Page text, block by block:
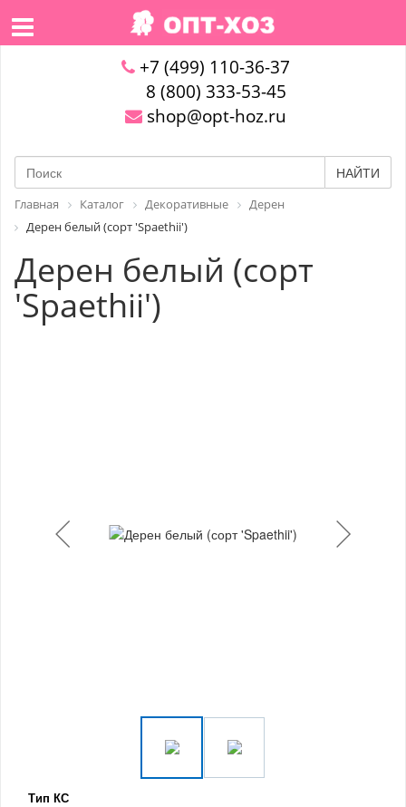
+7 (499) 110-36-37
8 (800) 333-53-45
shop@opt-hoz.ru
НАЙТИ
Главная Каталог Декоративные
Дерен
Дерен белый (сорт 'Spaethii')
Дерен белый (сорт
'Spaethii')
Тип КС